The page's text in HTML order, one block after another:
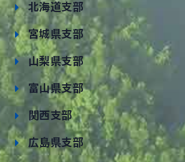
北海道支部
宮城県支部
山梨県支部
富山県支部
関西支部
広島県支部